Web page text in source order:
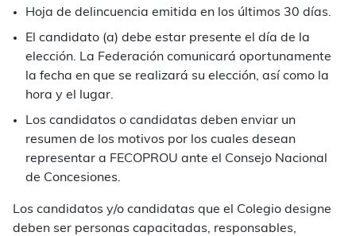
Hoja de delincuencia emitida en los últimos 30 días.
El candidato (a) debe estar presente el día de la
elección. La Federación comunicará oportunamente
la fecha en que se realizará su elección, así como la
hora y el lugar.
Los candidatos o candidatas deben enviar un
resumen de los motivos por los cuales desean
representar a FECOPROU ante el Consejo Nacional
de Concesiones.
Los candidatos y/o candidatas que el Colegio designe
deben ser personas capacitadas, responsables,